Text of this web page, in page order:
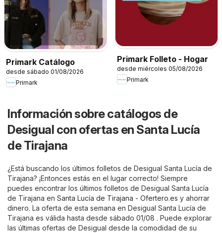
Primark Catálogo
desde sábado 01/08/2026
Primark
Primark Folleto - Hogar
desde miércoles 05/08/2026
Primark
Información sobre catálogos de
Desigual con ofertas en Santa Lucía
de Tirajana
¿Está buscando los últimos folletos de Desigual Santa Lucía de
Tirajana? ¡Entonces estás en el lugar correcto! Siempre
puedes encontrar los últimos folletos de Desigual Santa Lucía
de Tirajana en Santa Lucía de Tirajana - Ofertero.es y ahorrar
dinero. La oferta de esta semana en Desigual Santa Lucía de
Tirajana es válida hasta desde sábado 01/08 . Puede explorar
las últimas ofertas de Desigual desde la comodidad de su